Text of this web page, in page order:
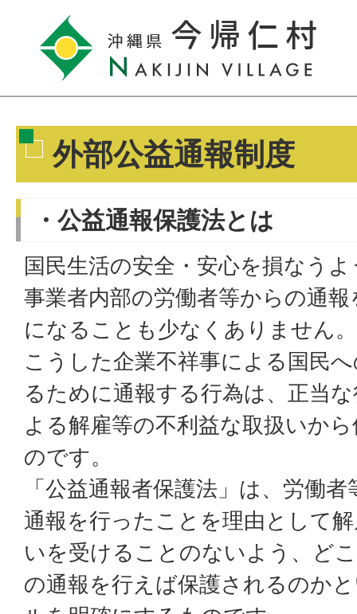
外部公益通報制度
・公益通報保護法とは
国民生活の安全・安心を損なう
事業者内部の労働者等からの通
になることも少なくありません。
こうした企業不祥事による国民
るために通報する行為は、正当
よる解雇等の不利益な取扱いか
のです。
「公益通報者保護法」は、労働
通報を行ったことを理由として
いを受けることのないよう、ど
の通報を行えば保護されるのか